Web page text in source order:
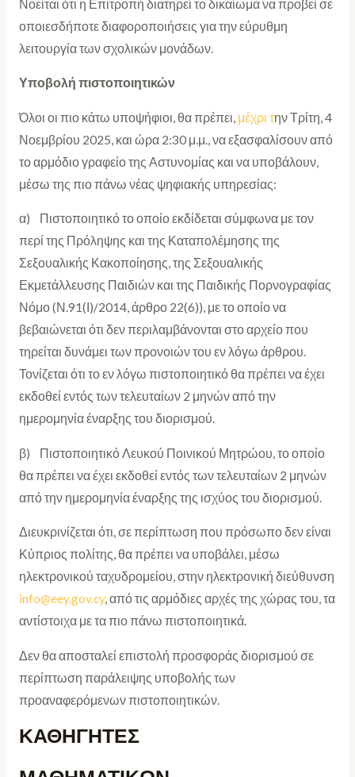
Νοείται ότι η Επιτροπή διατηρεί το δικαίωμα να προβεί σε
οποιεσδήποτε διαφοροποιήσεις για την εύρυθμη
λειτουργία των σχολικών μονάδων.
Υποβολή πιστοποιητικών
Όλοι οι πιο κάτω υποψήφιοι, θα πρέπει, μέχρι την Τρίτη, 4
Νοεμβρίου 2025, και ώρα 2:30 μ.μ., να εξασφαλίσουν από
το αρμόδιο γραφείο της Αστυνομίας και να υποβάλουν,
μέσω της πιο πάνω νέας ψηφιακής υπηρεσίας:
α) Πιστοποιητικό το οποίο εκδίδεται σύμφωνα με τον
περί της Πρόληψης και της Καταπολέμησης της
Σεξουαλικής Κακοποίησης, της Σεξουαλικής
Εκμετάλλευσης Παιδιών και της Παιδικής Πορνογραφίας
Νόμο (Ν.91(Ι)/2014, άρθρο 22(6)), με το οποίο να
βεβαιώνεται ότι δεν περιλαμβάνονται στο αρχείο που
τηρείται δυνάμει των προνοιών του εν λόγω άρθρου.
Τονίζεται ότι το εν λόγω πιστοποιητικό θα πρέπει να έχει
εκδοθεί εντός των τελευταίων 2 μηνών από την
ημερομηνία έναρξης του διορισμού.
β) Πιστοποιητικό Λευκού Ποινικού Μητρώου, το οποίο
θα πρέπει να έχει εκδοθεί εντός των τελευταίων 2 μηνών
από την ημερομηνία έναρξης της ισχύος του διορισμού.
Διευκρινίζεται ότι, σε περίπτωση που πρόσωπο δεν είναι
Κύπριος πολίτης, θα πρέπει να υποβάλει, μέσω
ηλεκτρονικού ταχυδρομείου, στην ηλεκτρονική διεύθυνση
info@eey.gov.cy, από τις αρμόδιες αρχές της χώρας του, τα
αντίστοιχα με τα πιο πάνω πιστοποιητικά.
Δεν θα αποσταλεί επιστολή προσφοράς διορισμού σε
περίπτωση παράλειψης υποβολής των
προαναφερόμενων πιστοποιητικών.
ΚΑΘΗΓΗΤΕΣ